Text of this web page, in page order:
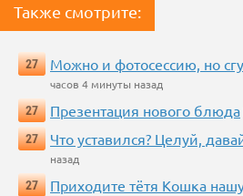
Также смотрите:
27 Можно и фотосессию, но
часов 4 минуты назад
27
Презентация нового блюда
27
Что уставился? Целуй,
назад
27
Приходите тётя Кошка